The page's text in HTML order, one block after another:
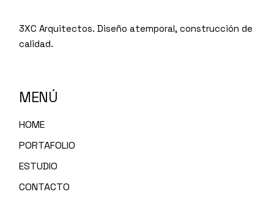
3XC Arquitectos. Diseño atemporal, construcción de
calidad.
MENÚ
HOME
PORTAFOLIO
ESTUDIO
CONTACTO